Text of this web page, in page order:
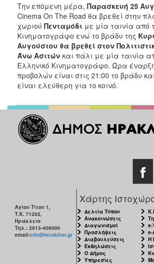
Την επόμενη μέρα, Παρασκευή 25
Cinema On The Road θα βρεθεί στην
χωριού Πενταμόδι με μία ταινία από
Κινηματογράφο ενώ το βράδυ της
Αυγούστου θα βρεθεί στον
Άνω Ασιτών και πάλι με μία ταινία
Ελληνικό Κινηματογράφο. Ώρα
προβολών είναι στις 21:00 το βράδυ
είναι ελεύθερη για το κοινό.
Αγίου Τίτου 1,
Τ.Κ. 71202,
Ηράκλειο
Τηλ.: 2813-409000
email:info@heraklion.gr
Χάρτης
Δελτία Τύπου
Ανακοινώσεις
Διαγωνισμοί
Προσλήψεις
Διαβουλεύσεις
Εκδηλώσεις
Ο Δήμος
Υπηρεσίες
e-
e-
Η